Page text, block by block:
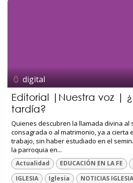
digital
Editorial |Nuestra voz |
tardía?
Quienes descubren la llamada divina al
consagrada o al matrimonio, ya a cierta
trabajo, sin haber estudiado en el
la parroquia en...
Actualidad EDUCACIÓN EN LA FE
IGLESIA
Iglesia NOTICIAS IGLESIA